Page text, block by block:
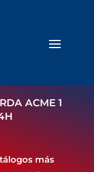
ACME 1
más